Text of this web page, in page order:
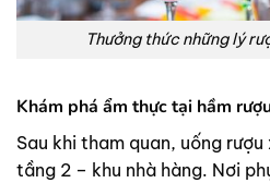
Thưởng thức những lý
Khám phá ẩm thực tại hầm
Sau khi tham quan, uống
tầng 2 – khu nhà hàng. Nơi